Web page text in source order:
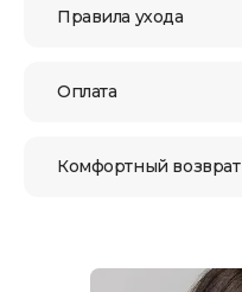
Правила ухода
Оплата
Комфортный возврат